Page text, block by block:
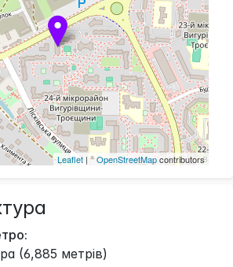
Leaflet| ©OpenStreetMapcontributors
(6,885 метрів)